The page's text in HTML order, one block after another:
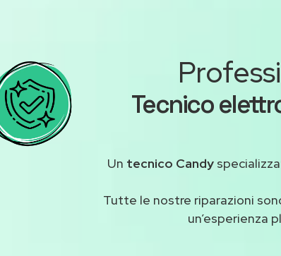
Tecnico
Un tecnico Candy
Tutte le nostre riparazioni
un’esperienza